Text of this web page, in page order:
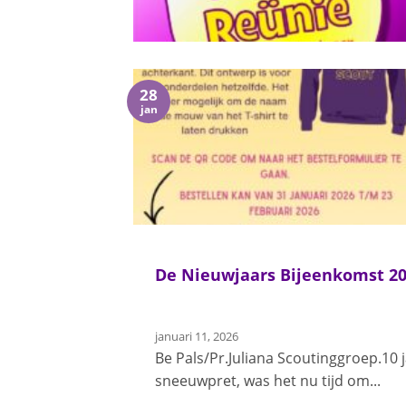
28
jan
De Nieuwjaars Bijeenkomst
januari 11, 2026
Be Pals/Pr.Juliana
sneeuwpret, was het nu tijd om...